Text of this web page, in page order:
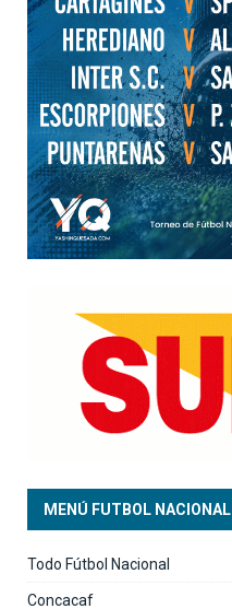
MENÚ FUTBOL NACIONAL
Todo Fútbol Nacional
Concacaf